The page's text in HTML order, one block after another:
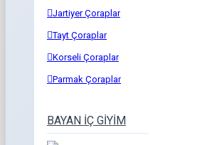
Jartiyer Çoraplar
Tayt Çoraplar
Korseli Çoraplar
Parmak Çoraplar
BAYAN İÇ GİYİM